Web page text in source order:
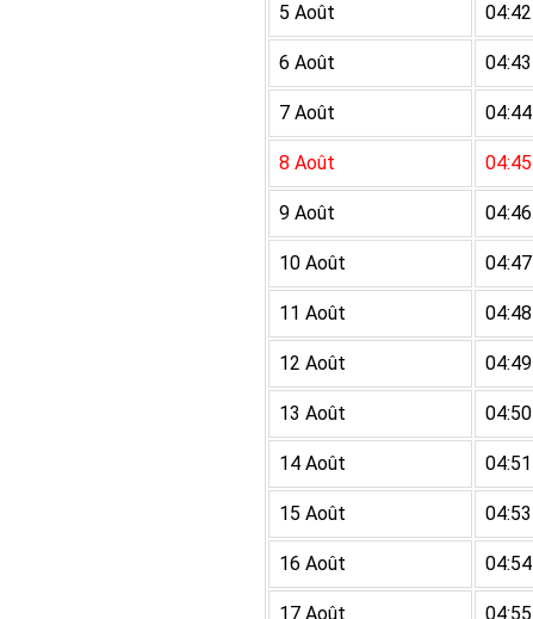
5 Août 04:42
6 Août 04:43
7 Août 04:44
8 Août 04:45
9 Août 04:46
10 Août 04:47
11 Août 04:48
12 Août 04:49
13 Août 04:50
14 Août 04:51
15 Août 04:53
16 Août 04:54
17 Août 04:55